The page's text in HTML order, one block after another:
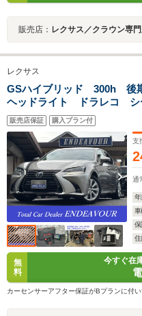
販売店： レクサス／クラウン専
レクサス
GSハイブリッド 300h 後
ヘッドライト ドラレコ
スペアキーカードキー
販売店保証 購入プラン付
支
通
年
車
保
住
無
料
今すぐ在
カーセンサーアフター保証がBプランに付